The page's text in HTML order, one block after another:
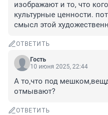
изображают и то, что
культурные ценности.
смысл этой
ОТВЕТИТЬ
Гость
10 июня 2025, 22:44
А то,что под
отмывают?
ОТВЕТИТЬ